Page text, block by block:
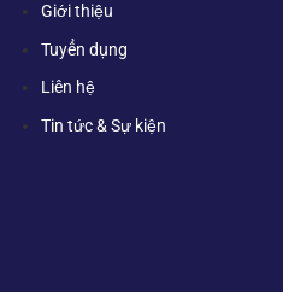
Giới thiệu
Tuyển dụng
Liên hệ
Tin tức & Sự kiện